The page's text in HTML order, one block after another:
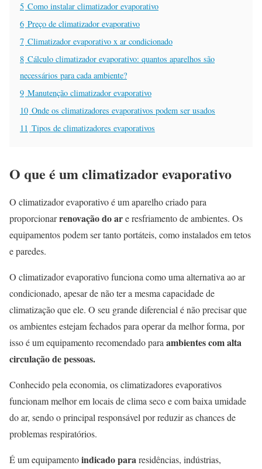
5 Como instalar climatizador evaporativo
6 Preço de climatizador evaporativo
7 Climatizador evaporativo x ar condicionado
8 Cálculo climatizador evaporativo: quantos aparelhos são
necessários para cada ambiente?
9 Manutenção climatizador evaporativo
10 Onde os climatizadores evaporativos podem ser usados
11 Tipos de climatizadores evaporativos
O que é um climatizador evaporativo
O climatizador evaporativo é um aparelho criado para
proporcionarrenovação do are resfriamento de ambientes. Os
equipamentos podem ser tanto portáteis, como instalados em tetos
e paredes.
O climatizador evaporativo funciona como uma alternativa ao ar
condicionado, apesar de não ter a mesma capacidade de
climatização que ele. O seu grande diferencial é não precisar que
os ambientes estejam fechados para operar da melhor forma, por
isso é um equipamento recomendado paraambientes com alta
circulação de pessoas.
Conhecido pela economia, os climatizadores evaporativos
funcionam melhor em locais de clima seco e com baixa umidade
do ar, sendo o principal responsável por reduzir as chances de
problemas respiratórios.
É um equipamentoindicado pararesidências, indústrias,